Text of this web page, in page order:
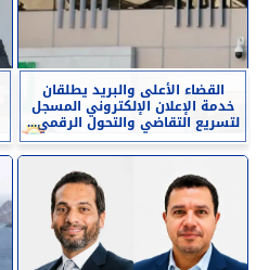
القضاء الأعلى والبريد يطلقان
خدمة الإعلان الإلكتروني المسجل
لتسريع التقاضي والتحول الرقمي...